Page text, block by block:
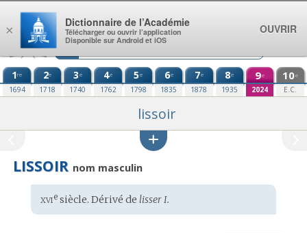
Aller au contenu
1re
1694
2e
1718
3e
1740
4e
1762
5e
1798
6e
1835
7e
1878
8e
1935
9e
2024
10e
E.C.
lissoir
LISSOIR nom masculin
Étymologie
:
xviesiècle. Dérivé de lisser I.
×
Dictionnaire de l’Académie
Télécharger ou ouvrir l’application
Disponible sur Android et iOS
OUVRIR